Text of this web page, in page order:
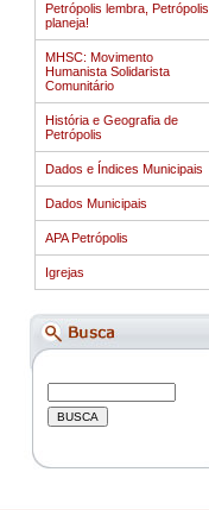
Petrópolis lembra, Petrópolis
planeja!
MHSC: Movimento
Humanista Solidarista
Comunitário
História e Geografia de
Petrópolis
Dados e Índices Municipais
Dados Municipais
APA Petrópolis
Igrejas